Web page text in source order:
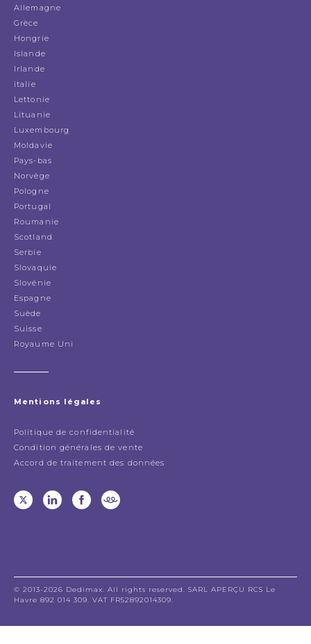
Allemagne
Grèce
Hongrie
Islande
Irlande
italie
Lettonie
Lituanie
Luxembourg
Moldavie
Pays-bas
Norvège
Pologne
Portugal
Roumanie
Scotland
Serbie
Slovaquie
Slovénie
Espagne
Suède
Suisse
Royaume Uni
Mentions légales
Politique de confidentialité
Condition générales de vente
Accord de traitement des données
© 2013-2026 Dedimax. All rights reserved. SARL APERÇU RCS Le
Havre 892 014 309. VAT FR52892014309.